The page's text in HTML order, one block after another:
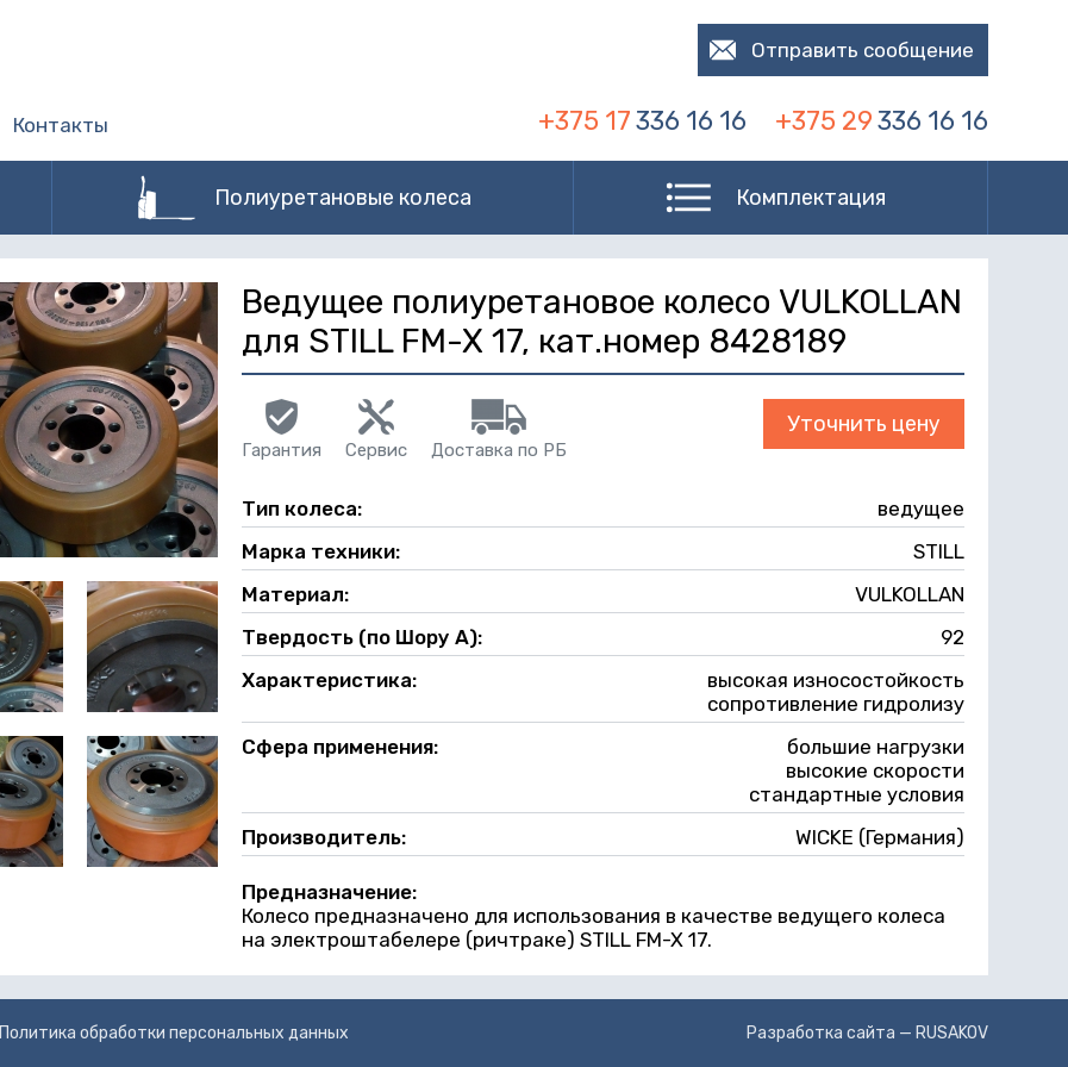
Контакты
Отправить сообщение
+375 17336 16 16 +375 29336 16 16
Полиуретановые колеса Комплектация
Ведущее полиуретановое колесо VULKOLLAN
для STILL FM-X 17, кат.номер 8428189
Гарантия Сервис Доставка по РБ
Уточнить цену
Тип колеса:
ведущее
Марка техники:
STILL
Материал:
VULKOLLAN
Твердость (по Шору А):
92
Характеристика:
высокая износостойкость
сопротивление гидролизу
Сфера применения:
большие нагрузки
высокие скорости
стандартные условия
Производитель:
WICKE (Германия)
Предназначение:
Колесо предназначено для использования в качестве ведущего колеса
на электроштабелере (ричтраке) STILL FM-X 17.
Политика обработки персональных данных Разработка сайта — RUSAKOV